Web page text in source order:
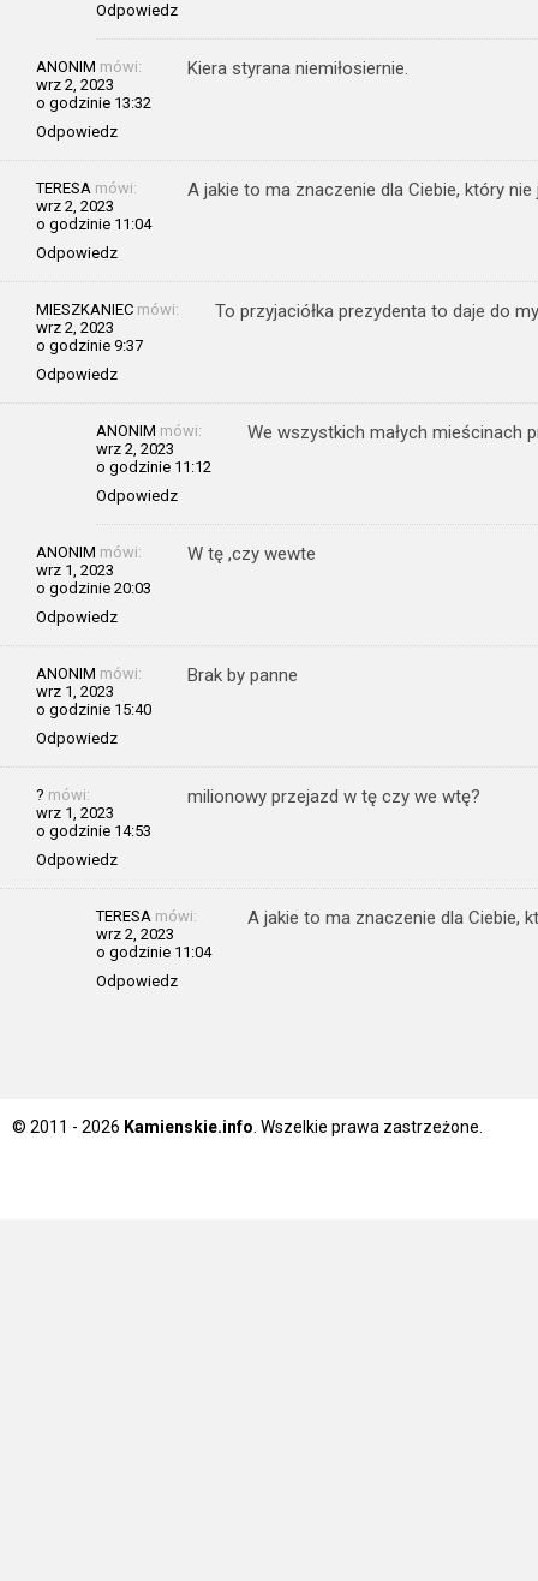
Odpowiedz
ANONIM mówi:
wrz 2, 2023
o godzinie 13:32
Odpowiedz
Kiera styrana niemiłosiernie.
TERESA mówi:
wrz 2, 2023
o godzinie 11:04
Odpowiedz
A jakie to ma znaczenie dla Ciebie, który
MIESZKANIEC mówi:
wrz 2, 2023
o godzinie 9:37
Odpowiedz
To przyjaciółka prezydenta to daje do
ANONIM mówi:
wrz 2, 2023
o godzinie 11:12
Odpowiedz
We wszystkich małych mieścinach
ANONIM mówi:
wrz 1, 2023
o godzinie 20:03
Odpowiedz
W tę ,czy wewte
ANONIM mówi:
wrz 1, 2023
o godzinie 15:40
Odpowiedz
Brak by panne
? mówi:
wrz 1, 2023
o godzinie 14:53
Odpowiedz
milionowy przejazd w tę czy we wtę?
TERESA mówi:
wrz 2, 2023
o godzinie 11:04
Odpowiedz
A jakie to ma znaczenie dla Ciebie,
© 2011 - 2026 Kamienskie.info . Wszelkie prawa zastrzeżone.